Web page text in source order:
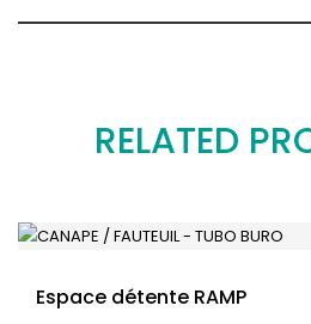
RELATED
Espace détente RAMP